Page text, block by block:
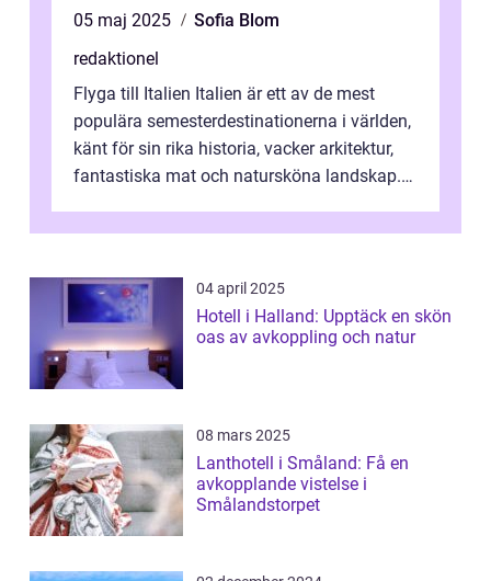
05 maj 2025
Sofia Blom
redaktionel
Flyga till Italien Italien är ett av de mest
populära semesterdestinationerna i världen,
känt för sin rika historia, vacker arkitektur,
fantastiska mat och natursköna landskap.
04 april 2025
Hotell i Halland: Upptäck en skön
oas av avkoppling och natur
08 mars 2025
Lanthotell i Småland: Få en
avkopplande vistelse i
Smålandstorpet